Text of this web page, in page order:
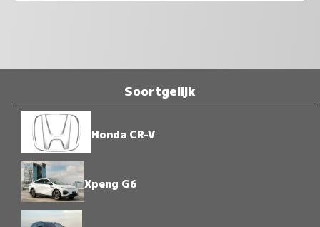
Soortgelijk
Honda CR-V
Xpeng G6